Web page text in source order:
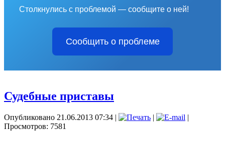
Столкнулись с проблемой — сообщите о ней!
Сообщить о проблеме
Судебные приставы
Опубликовано 21.06.2013 07:34 | |
|
Просмотров: 7581